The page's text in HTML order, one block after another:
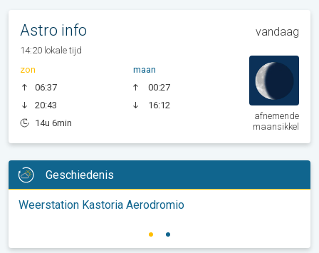
Astro info vandaag
14:20 lokale tijd
zon
06:37
20:43
14u 6min
maan
00:27
16:12
afnemende
maansikkel
Geschiedenis
Weerstation Kastoria Aerodromio